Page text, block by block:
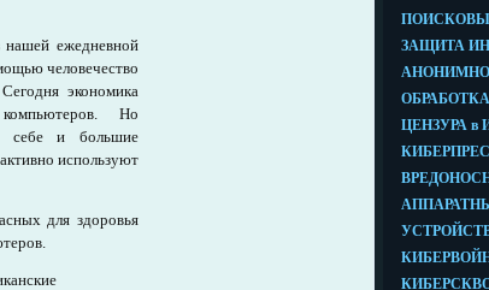
ежедневной
человечество
экономика
Но
в себе и большие
используют
для здоровья